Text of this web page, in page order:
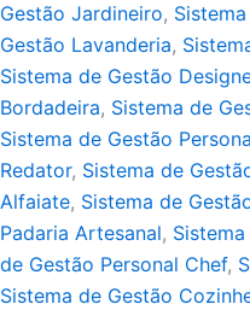
Gestão Jardineiro,
Gestão Lavanderia,
Sistema de Gestão
Bordadeira, Sistema de
Sistema de Gestão
Redator, Sistema de
Alfaiate, Sistema de
Padaria Artesanal,
de Gestão Personal Chef,
Sistema de Gestão